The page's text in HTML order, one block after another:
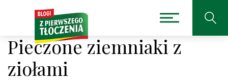
Pieczone ziemniaki z
ziołami